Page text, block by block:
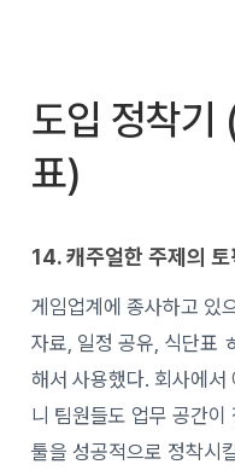
도입 정착기
표)
14.캐주얼한 주제의 토
게임업계에 종사하고 있
자료, 일정 공유, 식단표
해서 사용했다. 회사에서
니 팀원들도 업무 공간이
툴을 성공적으로 정착시